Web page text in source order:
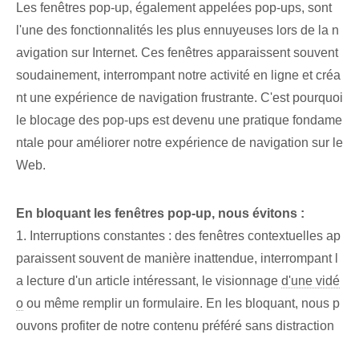
Les fenêtres pop-up, également appelées pop-ups, sont
l'une des fonctionnalités les plus ennuyeuses lors de la n
avigation sur Internet. Ces fenêtres apparaissent souvent
soudainement, interrompant notre activité en ligne et créa
nt une expérience de navigation frustrante. C'est pourquoi
le blocage des pop-ups est devenu une pratique fondame
ntale pour améliorer notre expérience de navigation sur le
Web.
En bloquant les fenêtres pop-up, nous évitons :
1. Interruptions constantes : des fenêtres contextuelles ap
paraissent souvent de manière inattendue, interrompant l
a lecture d'un article intéressant, le visionnage d'une vidé
o ou même remplir un formulaire. En les bloquant, nous p
ouvons profiter de notre contenu préféré sans distraction